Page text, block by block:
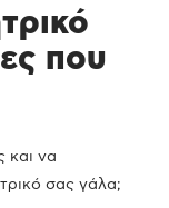
που
και να
σας γάλα;